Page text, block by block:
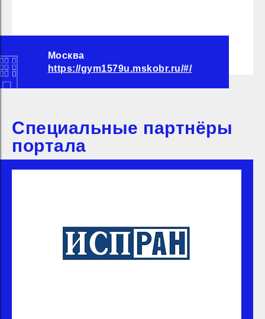
Москва
https://gym1579u.mskobr.ru/#/
Специальные партнёры
портала